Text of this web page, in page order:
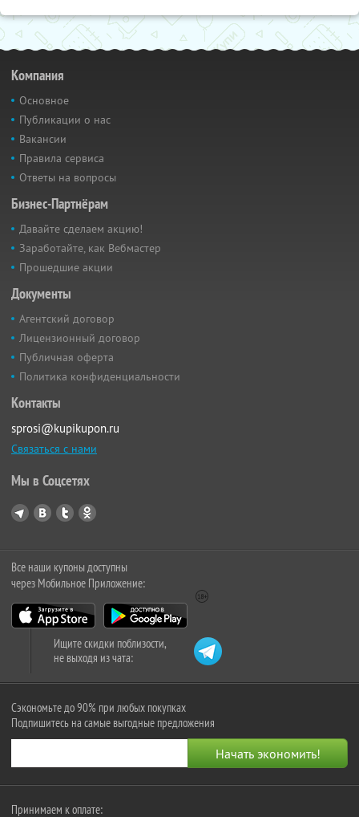
Компания
Основное
Публикации о нас
Вакансии
Правила сервиса
Ответы на вопросы
Бизнес-Партнёрам
Давайте сделаем акцию!
Заработайте, как Вебмастер
Прошедшие акции
Документы
Агентский договор
Лицензионный договор
Публичная оферта
Политика конфиденциальности
Контакты
sprosi@kupikupon.ru
Связаться с нами
Мы в Соцсетях
Все наши купоны доступны
через Мобильное Приложение:
Ищите скидки поблизости,
не выходя из чата:
Сэкономьте до 90% при любых покупках
Подпишитесь на самые выгодные предложения
Принимаем к оплате: